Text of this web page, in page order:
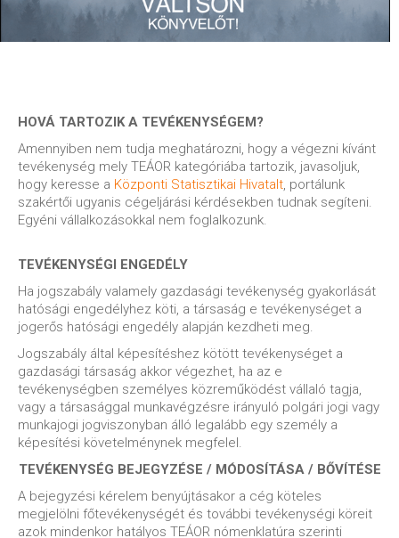
HOVÁ TARTOZIK A TEVÉKENYSÉGEM?
Amennyiben nem tudja meghatározni, hogy a végezni kívánt
tevékenység mely TEÁOR kategóriába tartozik, javasoljuk,
hogy keresse a Központi Statisztikai Hivatalt , portálunk
szakértői ugyanis cégeljárási kérdésekben tudnak segíteni.
Egyéni vállalkozásokkal nem foglalkozunk.
TEVÉKENYSÉGI ENGEDÉLY
Ha jogszabály valamely gazdasági tevékenység gyakorlását
hatósági engedélyhez köti, a társaság e tevékenységet a
jogerős hatósági engedély alapján kezdheti meg.
Jogszabály által képesítéshez kötött tevékenységet a
gazdasági társaság akkor végezhet, ha az e
tevékenységben személyes közreműködést vállaló tagja,
vagy a társasággal munkavégzésre irányuló polgári jogi vagy
munkajogi jogviszonyban álló legalább egy személy a
képesítési követelménynek megfelel.
TEVÉKENYSÉG BEJEGYZÉSE / MÓDOSÍTÁSA / BŐVÍTÉSE
A bejegyzési kérelem benyújtásakor a cég köteles
megjelölni főtevékenységét és további tevékenységi köreit
azok mindenkor hatályos TEÁOR nómenklatúra szerinti